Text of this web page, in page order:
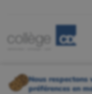
Nous respectons
préférences en